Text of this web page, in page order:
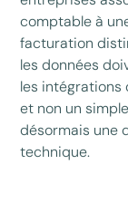
comptable à
facturation
les données
les intégrations
et non un
désormais une
technique.